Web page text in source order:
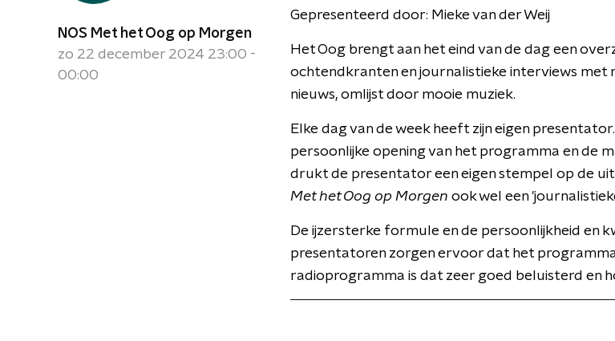
NOS Met het Oog op Morgen
zo 22 december 2024 23:00 -
00:00
Gepresenteerd door: Mieke van der Weij
Het Oog brengt aan het eind van de dag een
ochtendkranten en journalistieke interviews met
nieuws, omlijst door mooie muziek.
Elke dag van de week heeft zijn eigen
persoonlijke opening van het programma en de
drukt de presentator een eigen stempel op de
Met het Oog op Morgen ook wel een
De ijzersterke formule en de persoonlijkheid en
presentatoren zorgen ervoor dat het programma
radioprogramma is dat zeer goed beluisterd en